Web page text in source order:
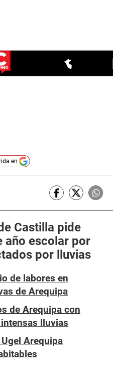
en
Castilla pide
año escolar por
por lluvias
de labores en
de Arequipa
de Arequipa con
lluvias
Arequipa